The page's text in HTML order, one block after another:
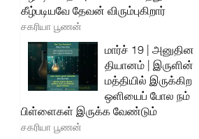
கீழ்படியவே தேவன் விரும்புகிறார்
சகரியா பூணன்
மார்ச் 19 | அனுதின
தியானம் | இருளின்
மத்தியில் இருக்கிற
ஒளியைப் போல நம்
பிள்ளைகள் இருக்க வேண்டும்
சகரியா பூணன்